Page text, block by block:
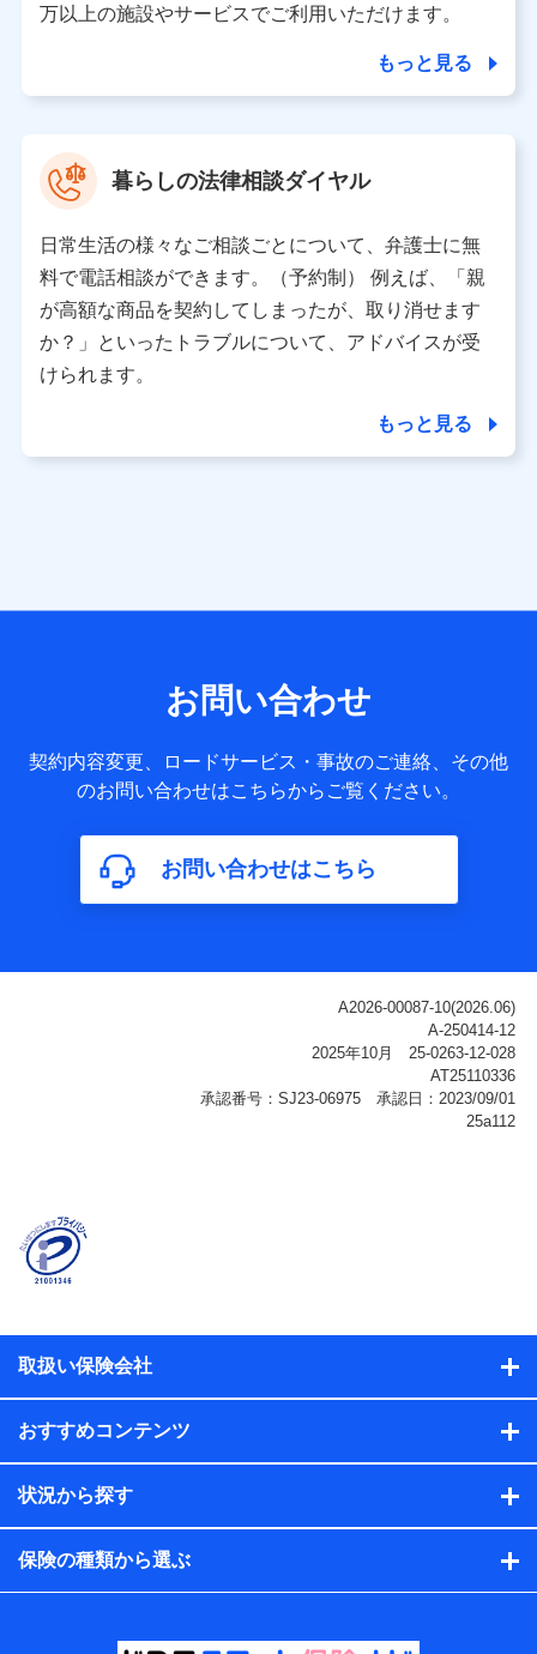
株式会社NTTドコモ 代表取締役社長 前田 義晃
東京都中央区日本橋人形町2-14-10 アーバンネット日本橋
ビル 3F
※ 当社および株式会社NTTドコモは、お客さまの情報を利
データ憲章」に定める行動原則を順守します 。
※ パーソナルデータダッシュボードの「第三者提供の管
理」の設定状態にかかわらず、共同利用する場合がありま
※ dポイントクラブ会員ではないお客さま（2019年12月11
日以降、一度もdポイントクラブ会員であったことがないお
個人データは、こちら の利用目的の範囲内に限って共同利
用します。
サービス提供等を通じて取得した、以下の情報などの個人デ
基本情報
氏名、電話番号、メールアドレス、お客さまの識別子、
属性、連絡先、dポイントサービスのご利用に関する情
構成、住所、dポイント残高、dポイント利用履歴などが
含まれます。
利用情報
ご契約状態・ご利用履歴インターネット利用時の行動に
関する情報、アプリケーション利用時の行動に関する情
報、購入されたサービスや商品の名称・購入場所・決済
に関する情報、アンケートの回答に関する情報などが含
名、住所、生年月日、性別、保険契約者と被保険者の関
係、保険加入の目的、保険商品の内容、保険料、保険料
のお支払方法、車のメーカーや走行距離などの情報、建
ル内容や送信履歴の情報及び保険の更改案内等を提供し
保険契約情報
当社または株式会社NTTドコモ・フィナンシャルグルー
プが取得し、又は保有する保険契約に関する情報。例と
して、保険契約者及び被保険者の氏名、住所、生年月
日、性別、保険契約者と被保険者の関係、保険加入の目
的、保険商品の内容、保険料、保険料のお支払方法、車
のメーカーや走行距離などの情報、建物の構造や築年数
などの情報、ペットの種類や年齢などの情報などが含ま
提供当事者から受領当事者が個人データを取得する方法
万以上の施設やサービスでご利用いただけます。
もっと見る
暮らしの法律相談ダイヤル
日常生活の様々なご相談ごとについて、弁護士に無
料で電話相談ができます。（予約制） 例えば、「親
が高額な商品を契約してしまったが、取り消せます
か？」といったトラブルについて、アドバイスが受
けられます。
もっと見る
お問い合わせ
契約内容変更、ロードサービス・事故のご連絡、その他
のお問い合わせはこちらからご覧ください。
お問い合わせはこちら
取扱い保険会社
おすすめコンテンツ
状況から探す
保険の種類から選ぶ